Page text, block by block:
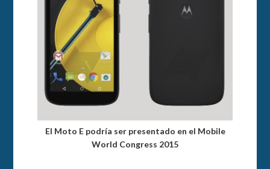
El Moto E podría ser presentado en el Mobile
World Congress 2015